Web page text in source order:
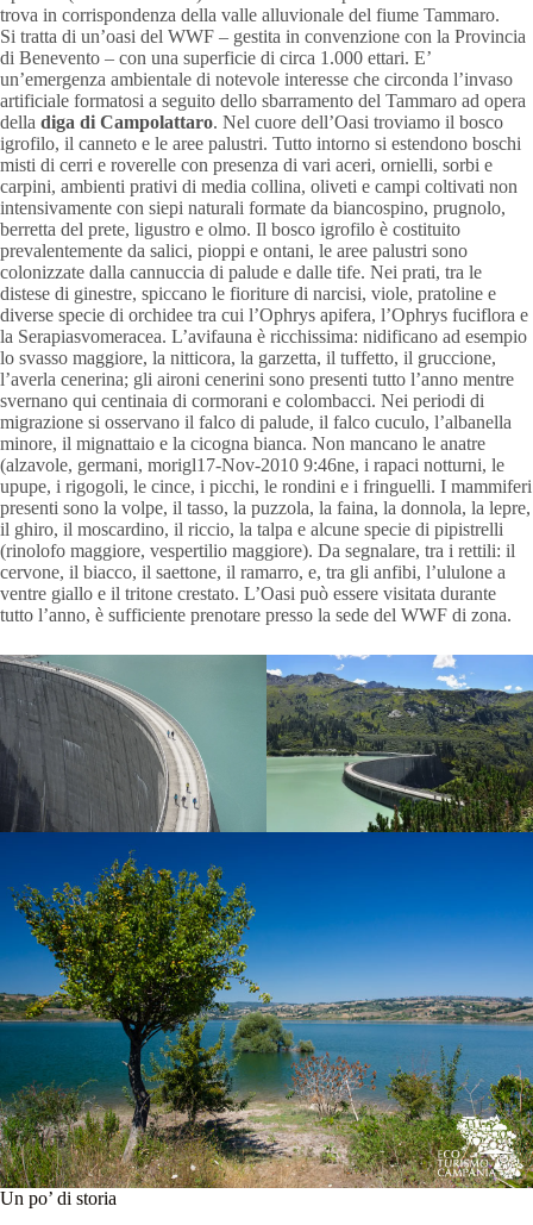
trova in corrispondenza della valle alluvionale del fiume Tammaro.
Si tratta di un’oasi del WWF – gestita in convenzione con la Provincia
di Benevento – con una superficie di circa 1.000 ettari. E’
un’emergenza ambientale di notevole interesse che circonda l’invaso
artificiale formatosi a seguito dello sbarramento del Tammaro ad opera
della diga di Campolattaro. Nel cuore dell’Oasi troviamo il bosco
igrofilo, il canneto e le aree palustri. Tutto intorno si estendono boschi
misti di cerri e roverelle con presenza di vari aceri, ornielli, sorbi e
carpini, ambienti prativi di media collina, oliveti e campi coltivati non
intensivamente con siepi naturali formate da biancospino, prugnolo,
berretta del prete, ligustro e olmo. Il bosco igrofilo è costituito
prevalentemente da salici, pioppi e ontani, le aree palustri sono
colonizzate dalla cannuccia di palude e dalle tife. Nei prati, tra le
distese di ginestre, spiccano le fioriture di narcisi, viole, pratoline e
diverse specie di orchidee tra cui l’Ophrys apifera, l’Ophrys fuciflora e
la Serapiasvomeracea. L’avifauna è ricchissima: nidificano ad esempio
lo svasso maggiore, la nitticora, la garzetta, il tuffetto, il gruccione,
l’averla cenerina; gli aironi cenerini sono presenti tutto l’anno mentre
svernano qui centinaia di cormorani e colombacci. Nei periodi di
migrazione si osservano il falco di palude, il falco cuculo, l’albanella
minore, il mignattaio e la cicogna bianca. Non mancano le anatre
(alzavole, germani, morigl17-Nov-2010 9:46ne, i rapaci notturni, le
upupe, i rigogoli, le cince, i picchi, le rondini e i fringuelli. I mammiferi
presenti sono la volpe, il tasso, la puzzola, la faina, la donnola, la lepre,
il ghiro, il moscardino, il riccio, la talpa e alcune specie di pipistrelli
(rinolofo maggiore, vespertilio maggiore). Da segnalare, tra i rettili: il
cervone, il biacco, il saettone, il ramarro, e, tra gli anfibi, l’ululone a
ventre giallo e il tritone crestato. L’Oasi può essere visitata durante
tutto l’anno, è sufficiente prenotare presso la sede del WWF di zona.
Un po’ di storia